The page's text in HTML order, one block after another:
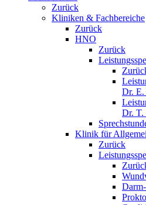
Zurück
Kliniken & Fachbereiche
Zurück
HNO
Zurück
Dr. E.
Dr. T.
Klinik für
Zurück